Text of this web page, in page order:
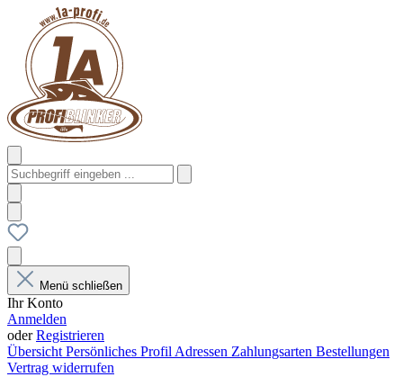
Menü schließen
Ihr Konto
Anmelden
oderRegistrieren
Übersicht Persönliches Profil Adressen Zahlungsarten Bestellungen
Vertrag widerrufen